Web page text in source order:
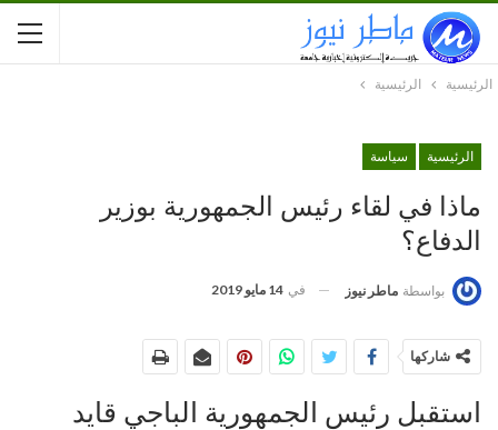
الرئيسية الرئيسية
الرئيسية سياسة
ماذا في لقاء رئيس الجمهورية بوزير
الدفاع؟
بواسطة ماطر نيوز في 14 مايو 2019
شاركها
استقبل رئيس الجمهورية الباجي قايد